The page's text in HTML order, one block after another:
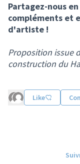
Partagez-nous
compléments et
d'artiste !
Proposition issue
construction du
Like